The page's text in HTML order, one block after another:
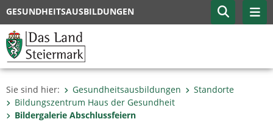
GESUNDHEITSAUSBILDUNGEN
Sie sind hier: Gesundheitsausbildungen
Standorte
Bildungszentrum Haus der Gesundheit
Bildergalerie Abschlussfeiern